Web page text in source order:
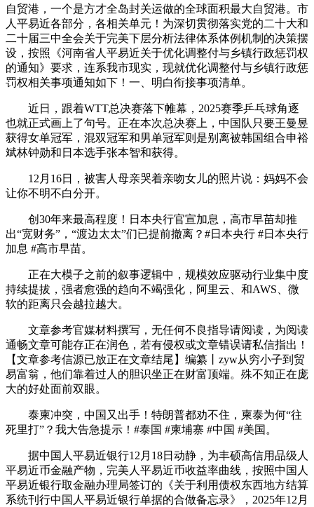
自贸港，一个是方才全岛封关运做的全球面积最大自贸港。市
人平易近各部分，各相关单元！为深切贯彻落实党的二十大和
二十届三中全会关于完美下层分析法律体系体例机制的决策摆
设，按照《河南省人平易近关于优化调整付与乡镇行政惩罚权
的通知》要求，连系我市现实，现就优化调整付与乡镇行政惩
罚权相关事项通知如下！一、明白衔接事项清单。
近日，跟着WTT总决赛落下帷幕，2025赛季乒乓球角逐
也就正式画上了句号。正在本次总决赛上，中国队只要王曼昱
获得女单冠军，混双冠军和男单冠军则是别离被韩国组合申裕
斌林钟勋和日本选手张本智和获得。
12月16日，被害人母亲哭着亲吻女儿的照片说：妈妈不会
让你不明不白分开。
创30年来最高程度！日本央行官宣加息，高市早苗却推
出“宽财务”，“渡边太太”们已提前撤离？#日本央行 #日本央行
加息 #高市早苗。
正在大模子之前的叙事逻辑中，规模效应驱动行业集中度
持续提拔，强者愈强的趋向不竭强化，阿里云、和AWS、微
软的距离只会越拉越大。
文章参考官媒材料撰写，无任何不良指导请阅读，为阅读
通畅文章可能存正在润色，若有侵权或文章错误请私信指出！
【文章参考信源已放正在文章结尾】编纂丨zyw从穷小子到贸
易富翁，他们靠着过人的胆识坐正在财富顶端。殊不知正在庞
大的好处面前双眼。
泰柬冲突，中国又出手！特朗普都劝不住，柬泰为何“往
死里打”？我大告急提示！#泰国 #柬埔寨 #中国 #美国。
据中国人平易近银行12月18日动静，为丰硕高信用品级人
平易近币金融产物，完美人平易近币收益率曲线，按照中国人
平易近银行取金融办理局签订的《关于利用债权东西地方结算
系统刊行中国人平易近银行单据的合做备忘录》，2025年12月